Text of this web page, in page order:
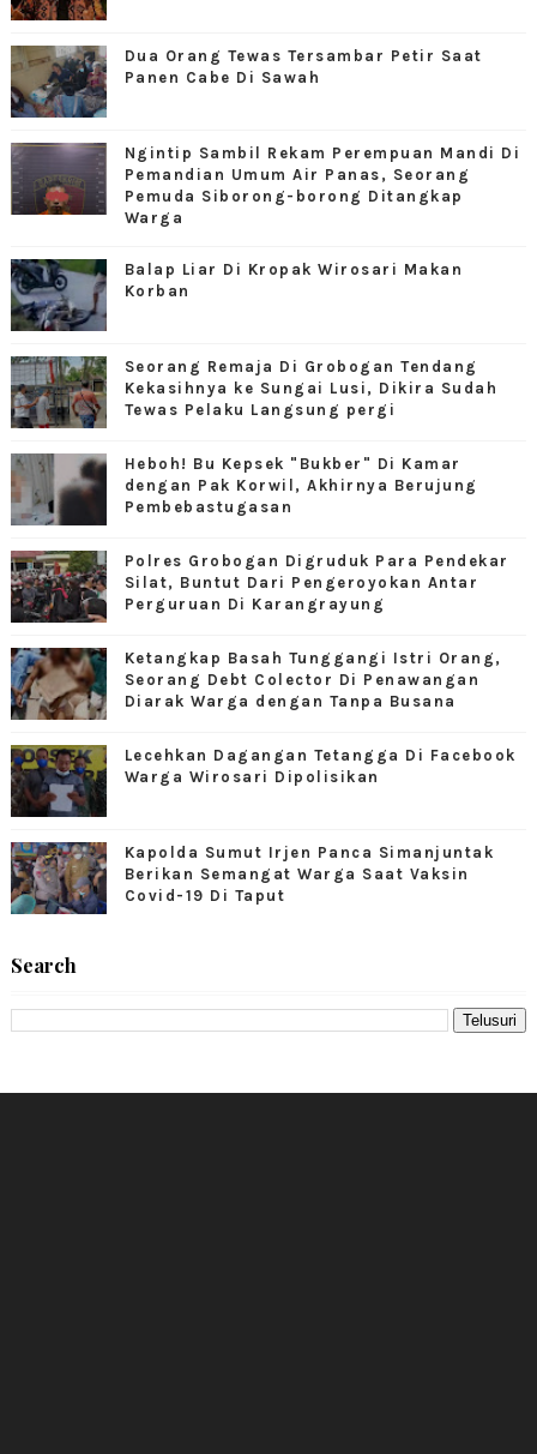
Dua Orang Tewas Tersambar Petir Saat
Panen Cabe Di Sawah
Ngintip Sambil Rekam Perempuan Mandi Di
Pemandian Umum Air Panas, Seorang
Pemuda Siborong-borong Ditangkap
Warga
Balap Liar Di Kropak Wirosari Makan
Korban
Seorang Remaja Di Grobogan Tendang
Kekasihnya ke Sungai Lusi, Dikira Sudah
Tewas Pelaku Langsung pergi
Heboh! Bu Kepsek "Bukber" Di Kamar
dengan Pak Korwil, Akhirnya Berujung
Pembebastugasan
Polres Grobogan Digruduk Para Pendekar
Silat, Buntut Dari Pengeroyokan Antar
Perguruan Di Karangrayung
Ketangkap Basah Tunggangi Istri Orang,
Seorang Debt Colector Di Penawangan
Diarak Warga dengan Tanpa Busana
Lecehkan Dagangan Tetangga Di Facebook
Warga Wirosari Dipolisikan
Kapolda Sumut Irjen Panca Simanjuntak
Berikan Semangat Warga Saat Vaksin
Covid-19 Di Taput
Search